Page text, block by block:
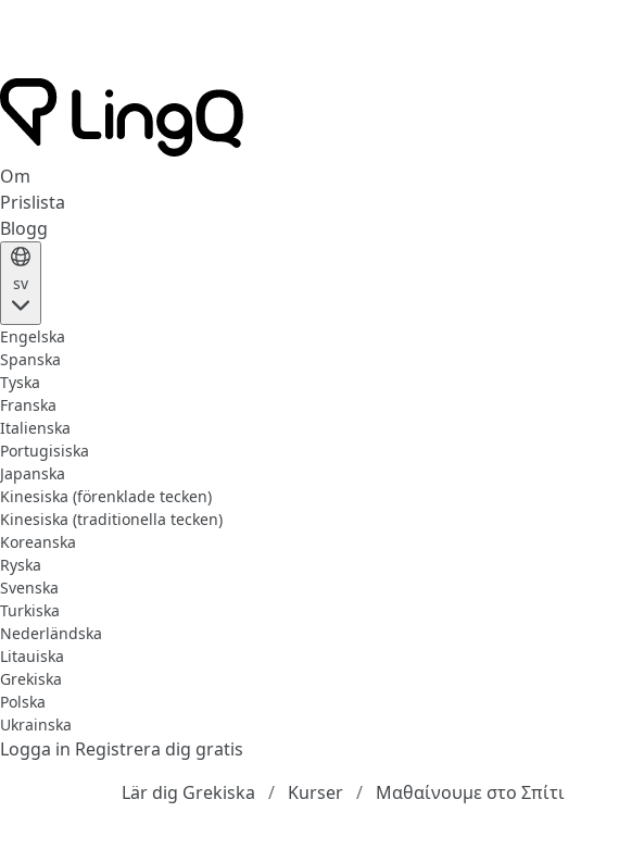
Om
Prislista
Blogg
sv
Engelska
Spanska
Tyska
Franska
Italienska
Portugisiska
Japanska
Kinesiska (förenklade tecken)
Kinesiska (traditionella tecken)
Koreanska
Ryska
Svenska
Turkiska
Nederländska
Litauiska
Grekiska
Polska
Ukrainska
Logga in Registrera dig gratis
Lär dig Grekiska
Kurser Μαθαίνουμε στο Σπίτι